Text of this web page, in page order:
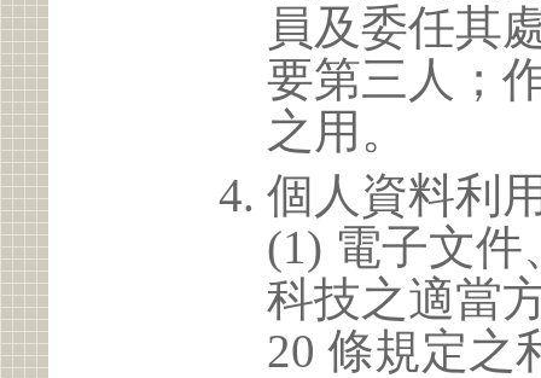
員及委任其
要第三人；
之用。
個人資料利
(1) 電子文
科技之適當
20 條規定之